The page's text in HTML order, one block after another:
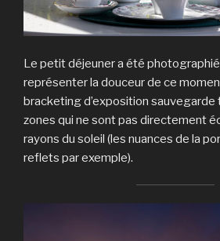
Le petit déjeuner a été
représenter la douceur de ce
bracketing d’exposition sauvegarde
zones qui ne sont pas directement
rayons du soleil (les nuances de la
reflets par exemple).